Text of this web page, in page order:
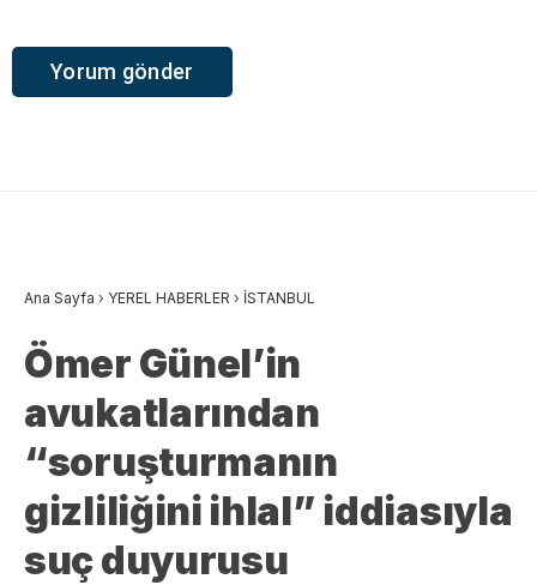
Ana Sayfa › YEREL HABERLER › İSTANBUL
Ömer Günel’in
avukatlarından
“soruşturmanın
gizliliğini ihlal” iddiasıyla
suç duyurusu